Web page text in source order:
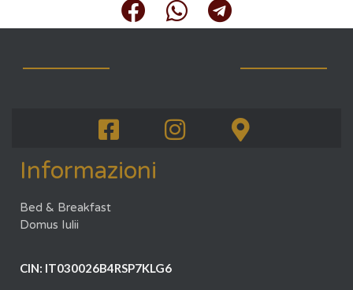
Informazioni
Bed & Breakfast
Domus Iulii
CIN: IT030026B4RSP7KLG6